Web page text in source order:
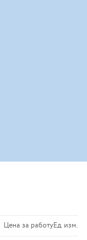
Цена за работуЕд. изм.